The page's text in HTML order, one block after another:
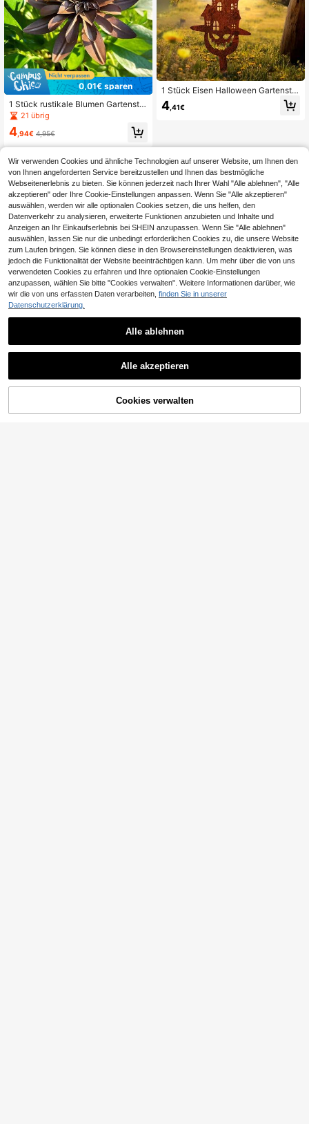
0,01€ sparen
1 Stück rustikale Blumen Gartenste
cker Dekoration, Blumen Gartendek
oration, Metall Garten Ornament, ge
schmiedete Eisen Outdoor Terrasse
schenke
21 übrig
4,94€ 4,95€
1 Stück Eisen Halloween Gartenste
cker, Kürbis Dekoration mit Schloss
muster
4 ,41€
ZUM WARENKORB HINZUFÜGEN
Wir verwenden Cookies und ähnliche Technologien auf unserer Website, um Ihnen den
von Ihnen angeforderten Service bereitzustellen und Ihnen das bestmögliche
Webseitenerlebnis zu bieten. Sie können jederzeit nach Ihrer Wahl "Alle ablehnen", "Alle
akzeptieren" oder Ihre Cookie-Einstellungen anpassen. Wenn Sie "Alle akzeptieren"
auswählen, werden wir alle optionalen Cookies setzen, die uns helfen, den
Datenverkehr zu analysieren, erweiterte Funktionen anzubieten und Inhalte und
Anzeigen an Ihr Einkaufserlebnis bei SHEIN anzupassen. Wenn Sie "Alle ablehnen"
auswählen, lassen Sie nur die unbedingt erforderlichen Cookies zu, die unsere Website
zum Laufen bringen. Sie können diese in den Browsereinstellungen deaktivieren, was
jedoch die Funktionalität der Website beeinträchtigen kann. Um mehr über die von uns
verwendeten Cookies zu erfahren und Ihre optionalen Cookie-Einstellungen
anzupassen, wählen Sie bitte "Cookies verwalten". Weitere Informationen darüber, wie
wir die von uns erfassten Daten verarbeiten, finden Sie in unserer
Datenschutzerklärung.
Alle ablehnen
Alle akzeptieren
Cookies verwalten